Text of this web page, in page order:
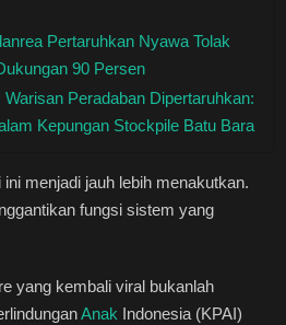
Pertaruhkan Nyawa Tolak
90 Persen
Peradaban Dipertaruhkan:
Kepungan Stockpile Batu Bara
menjadi jauh lebih menakutkan.
fungsi sistem yang
yang kembali viral bukanlah
Anak Indonesia (KPAI)